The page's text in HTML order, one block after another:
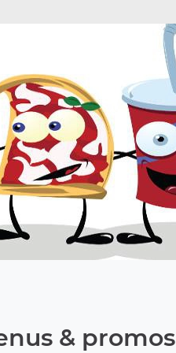
& promos